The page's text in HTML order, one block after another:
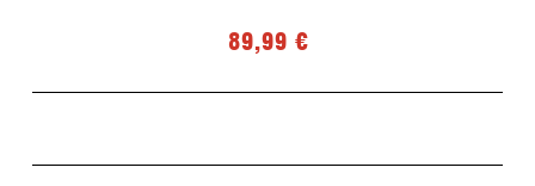
89,99 €